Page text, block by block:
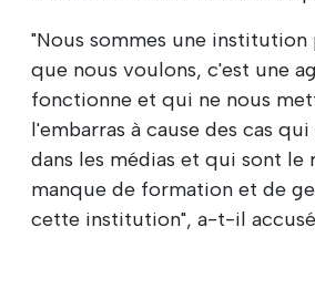
"Nous sommes une
que nous voulons, c'est une
fonctionne et qui ne nous
l'embarras à cause des cas
dans les médias et qui sont le
manque de formation et de
cette institution", a-t-il